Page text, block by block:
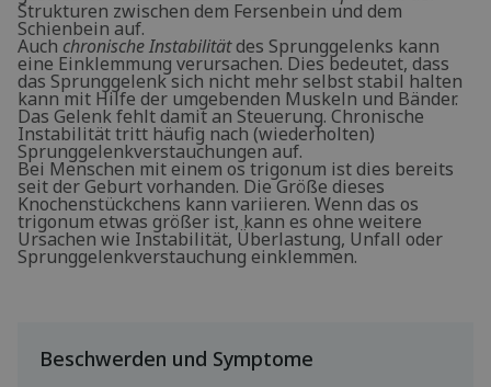
Strukturen zwischen dem Fersenbein und dem
Schienbein auf.
Auch chronische Instabilitätdes Sprunggelenks kann
eine Einklemmung verursachen. Dies bedeutet, dass
das Sprunggelenk sich nicht mehr selbst stabil halten
kann mit Hilfe der umgebenden Muskeln und Bänder.
Das Gelenk fehlt damit an Steuerung. Chronische
Instabilität tritt häufig nach (wiederholten)
Sprunggelenkverstauchungen auf.
Bei Menschen mit einem os trigonum ist dies bereits
seit der Geburt vorhanden. Die Größe dieses
Knochenstückchens kann variieren. Wenn das os
trigonum etwas größer ist, kann es ohne weitere
Ursachen wie Instabilität, Überlastung, Unfall oder
Sprunggelenkverstauchung einklemmen.
Beschwerden und Symptome